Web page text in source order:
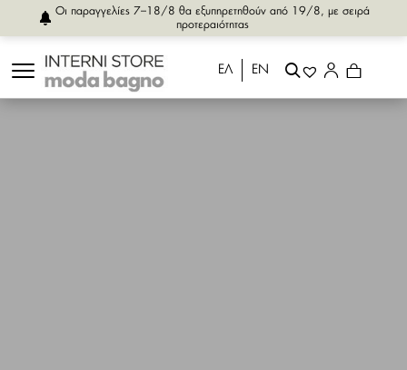
Οι παραγγελίες 7–18/8 θα εξυπηρετηθούν από 19/8, με σειρά
προτεραιότητας
ΕΛ ΕΝ